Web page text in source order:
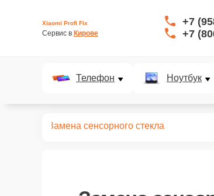
Xiaomi Profi Fix
Сервис в Кирове
+7
+7
Телефон Ноутбук
Замена сенсорного стекла